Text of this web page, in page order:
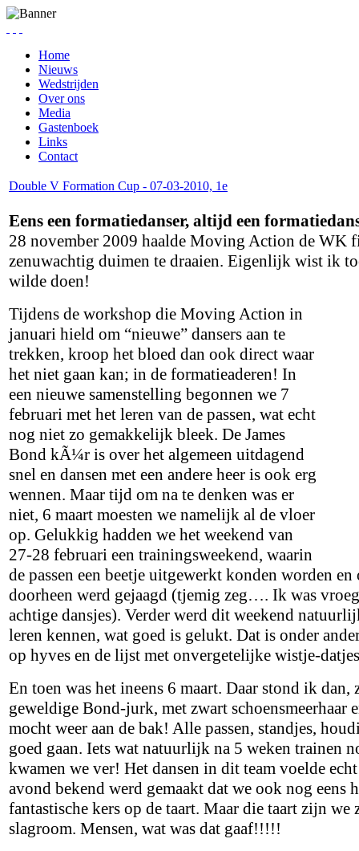
Home
Nieuws
Wedstrijden
Over ons
Media
Gastenboek
Links
Contact
Double V Formation Cup - 07-03-2010, 1e
Eens een formatiedanser, altijd een
28 november 2009 haalde Moving Action de WK
zenuwachtig duimen te draaien. Eigenlijk wist ik
wilde doen!
Tijdens de workshop die Moving Action in
januari hield om “nieuwe” dansers aan te
trekken, kroop het bloed dan ook direct waar
het niet gaan kan; in de formatieaderen! In
een nieuwe samenstelling begonnen we 7
februari met het leren van de passen, wat echt
nog niet zo gemakkelijk bleek. De James
Bond kÃ¼r is over het algemeen uitdagend
snel en dansen met een andere heer is ook erg
wennen. Maar tijd om na te denken was er
niet, 6 maart moesten we namelijk al de vloer
op. Gelukkig hadden we het weekend van
27-28 februari een trainingsweekend, waarin
de passen een beetje uitgewerkt konden worden
doorheen werd gejaagd (tjemig zeg…. Ik was
achtige dansjes). Verder werd dit weekend
leren kennen, wat goed is gelukt. Dat is onder
op hyves en de lijst met onvergetelijke wistje-
En toen was het ineens 6 maart. Daar stond ik dan,
geweldige Bond-jurk, met zwart schoensmeerhaar
mocht weer aan de bak! Alle passen, standjes,
goed gaan. Iets wat natuurlijk na 5 weken trainen
kwamen we ver! Het dansen in dit team voelde
avond bekend werd gemaakt dat we ook nog eens
fantastische kers op de taart. Maar die taart zijn we
slagroom. Mensen, wat was dat gaaf!!!!!